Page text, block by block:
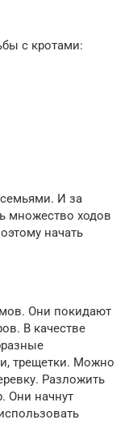
с кротами:
И за
множество ходов
начать
Они покидают
В качестве
трещетки. Можно
Разложить
Они начнут